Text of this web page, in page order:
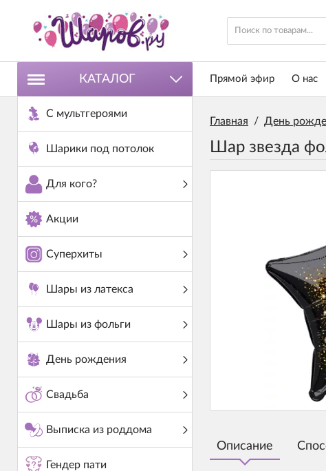
КАТАЛОГ
С мультгероями
Шарики под потолок
Для кого?
Акции
Суперхиты
Шары из латекса
Шары из фольги
День рождения
Свадьба
Выписка из роддома
Гендер пати
Прямой эфир О нас
Главная / День
Шар звезда
Описание